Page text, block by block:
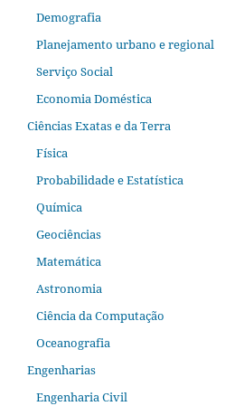
Demografia
Planejamento urbano e regional
Serviço Social
Economia Doméstica
Ciências Exatas e da Terra
Física
Probabilidade e Estatística
Química
Geociências
Matemática
Astronomia
Ciência da Computação
Oceanografia
Engenharias
Engenharia Civil